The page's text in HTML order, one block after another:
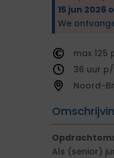
15 jun 2026
We
125
36
Noord-
Als (senior)